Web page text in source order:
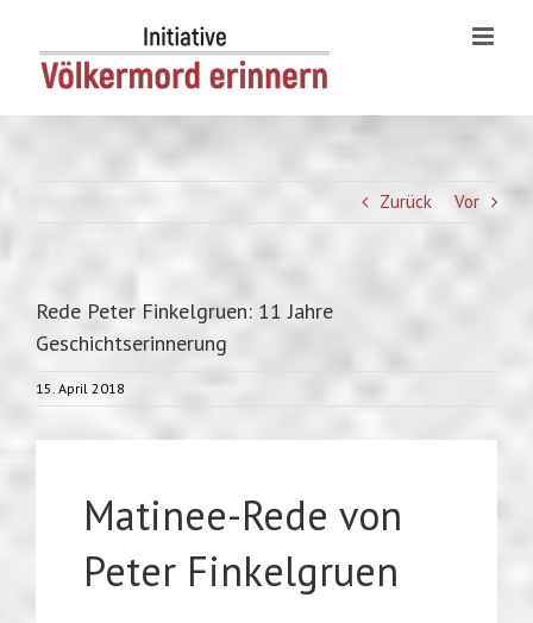
content
Zurück Vor
Rede Peter Finkelgruen: 11 Jahre
Geschichtserinnerung
15. April 2018
Matinee-Rede von
Peter Finkelgruen